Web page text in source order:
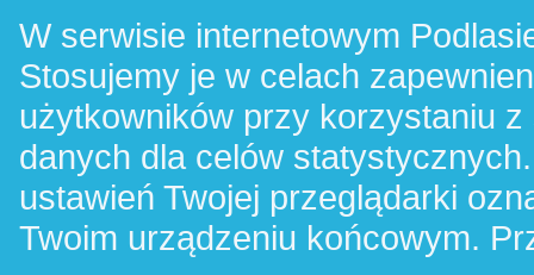
W serwisie internetowym
Stosujemy je w celach
użytkowników przy korzystaniu
danych dla celów
ustawień Twojej przeglądarki
Twoim urządzeniu końcowym.